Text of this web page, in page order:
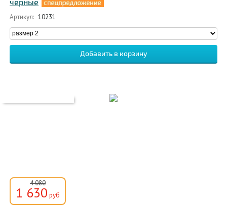
черные
Артикул: 10231
4 080
1 630 руб